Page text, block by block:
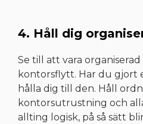
4. Håll dig
Se till att vara
kontorsflytt. Har du gjort
hålla dig till den. Håll
kontorsutrustning och
allting logisk, på så sätt